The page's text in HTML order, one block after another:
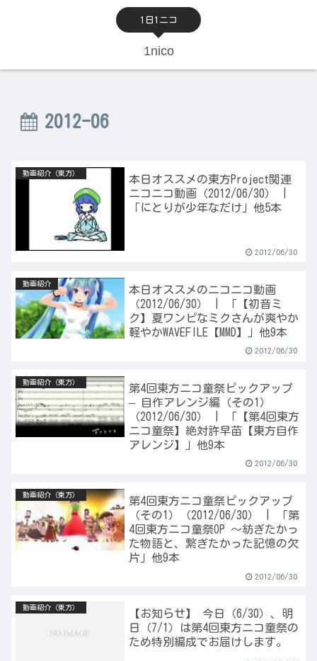
1日1ニコ
1nico
2012-06
動画紹介（東方）
本日オススメの東方Project関連
ニコニコ動画（2012/06/30） |
「にとりが少年なだけ」他5本
2012/06/30
動画紹介
本日オススメのニコニコ動画
（2012/06/30） | 「【初音ミ
ク】夏ワンピなミクさんが爽やか
軽やかWAVEFILE【MMD】」他9本
2012/06/30
動画紹介（東方）
第4回東方ニコ童祭ピックアップ
– 自作アレンジ編（その1）
（2012/06/30） | 「【第4回東方
ニコ童祭】絶対許早苗【東方自作
アレンジ】」他9本
2012/06/30
動画紹介（東方）
第4回東方ニコ童祭ピックアップ
（その1）（2012/06/30） | 「第
4回東方ニコ童祭OP ～紡ぎたかっ
た物語と、繋ぎたかった記憶の欠
片」他9本
2012/06/30
動画紹介（東方）
【お知らせ】 今日（6/30）、明
日（7/1）は第4回東方ニコ童祭の
ため特別編成でお届けします。